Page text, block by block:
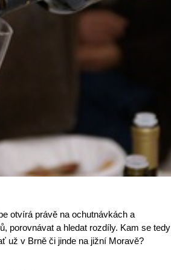
otvírá právě na ochutnávkách a
porovnávat a hledat rozdíly. Kam se tedy
už v Brně či jinde na jižní Moravě?